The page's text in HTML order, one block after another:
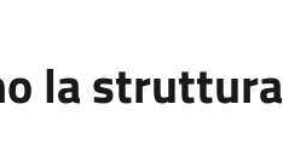
la struttura